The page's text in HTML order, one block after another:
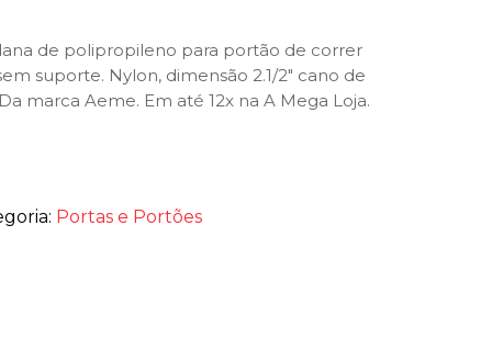
de polipropileno para portão de correr
suporte. Nylon, dimensão 2.1/2″ cano de
marca Aeme. Em até 12x na A Mega Loja.
Portas e Portões